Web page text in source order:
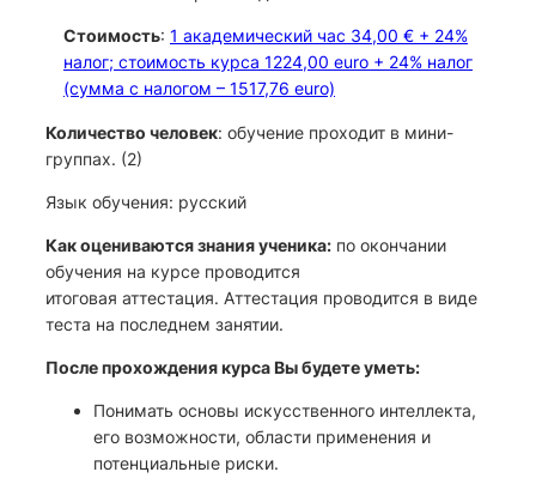
Стоимость: 1 академический час 34,00 € + 24%
налог; стоимость курса 1224,00 euro + 24% налог
(сумма с налогом – 1517,76 euro)
Количество человек: обучение проходит в мини-
группах. (2)
Язык обучения: русский
Как оцениваются знания ученика: по окончании
обучения на курсе проводится
итоговая аттестация. Аттестация проводится в виде
теста на последнем занятии.
После прохождения курса Вы будете уметь:
Понимать основы искусственного интеллекта,
его возможности, области применения и
потенциальные риски.